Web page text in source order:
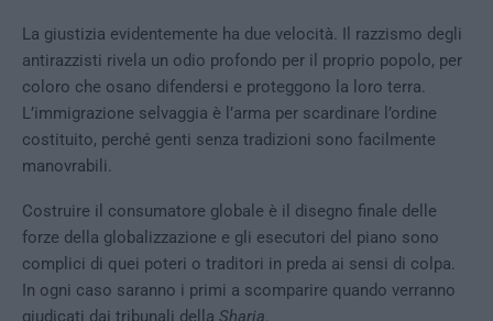
La giustizia evidentemente ha due velocità. Il razzismo degli
antirazzisti rivela un odio profondo per il proprio popolo, per
coloro che osano difendersi e proteggono la loro terra.
L’immigrazione selvaggia è l’arma per scardinare l’ordine
costituito, perché genti senza tradizioni sono facilmente
manovrabili.
Costruire il consumatore globale è il disegno finale delle
forze della globalizzazione e gli esecutori del piano sono
complici di quei poteri o traditori in preda ai sensi di colpa.
In ogni caso saranno i primi a scomparire quando verranno
giudicati dai tribunali della Sharia